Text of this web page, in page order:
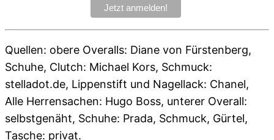
Quellen: obere Overalls: Diane von Fürstenberg,
Schuhe, Clutch: Michael Kors, Schmuck:
stelladot.de, Lippenstift und Nagellack: Chanel,
Alle Herrensachen: Hugo Boss, unterer Overall:
selbstgenäht, Schuhe: Prada, Schmuck, Gürtel,
Tasche: privat.